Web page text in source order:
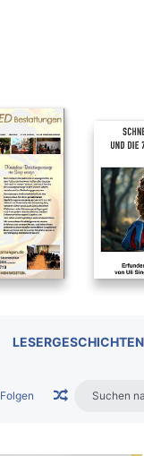
LESERGESCHICHTEN
Folgen Zufälliger